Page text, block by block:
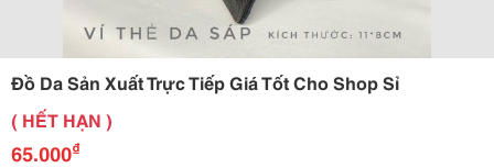
Đồ Da Sản Xuất Trực Tiếp Giá Tốt Cho Shop Sỉ
( HẾT HẠN )
65.000₫